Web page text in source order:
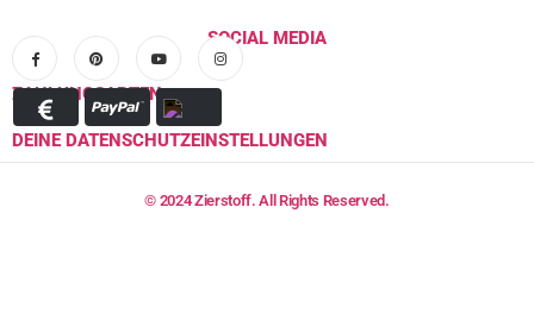
SOCIAL MEDIA
ZAHLUNGSARTEN
DEINE DATENSCHUTZEINSTELLUNGEN
© 2024 Zierstoff. All Rights Reserved.